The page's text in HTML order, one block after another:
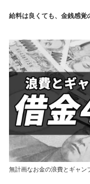
給料は良くても、金銭感覚
無計画なお金の浪費とギャン